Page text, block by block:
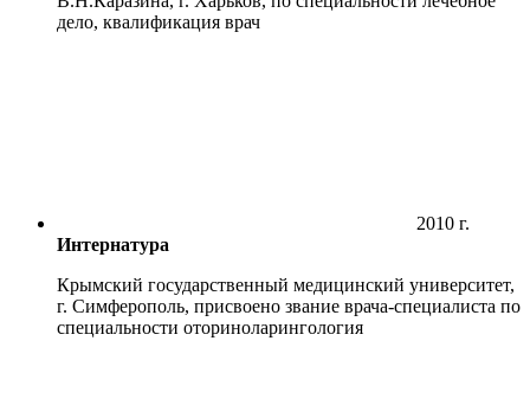
дело, квалификация врач
2010 г.
Интернатура
Крымский государственный медицинский университет,
г. Симферополь, присвоено звание врача-специалиста по
специальности оториноларингология